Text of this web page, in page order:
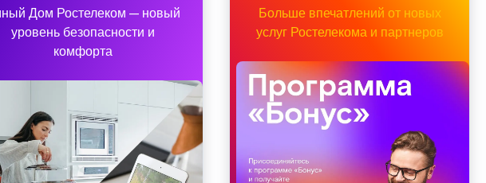
Дом Ростелеком — новый
уровень безопасности и
комфорта
Больше впечатлений от новых
услуг Ростелекома и партнеров